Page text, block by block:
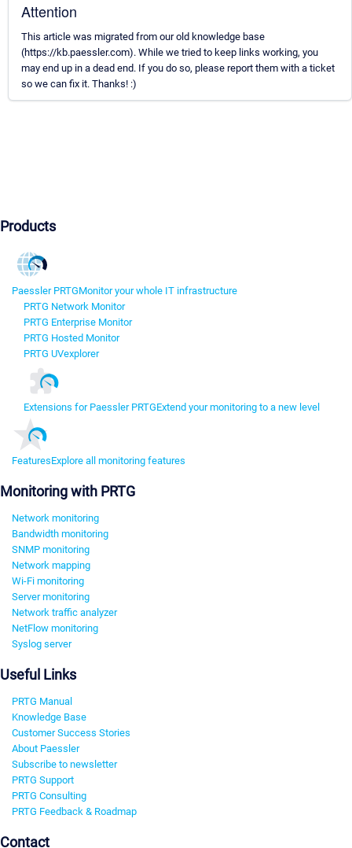
Attention
This article was migrated from our old knowledge base
(https://kb.paessler.com). While we tried to keep links working, you
may end up in a dead end. If you do so, please report them with a ticket
so we can fix it. Thanks! :)
Products
Paessler PRTGMonitor your whole IT infrastructure
PRTG Network Monitor
PRTG Enterprise Monitor
PRTG Hosted Monitor
PRTG UVexplorer
Extensions for Paessler PRTGExtend your monitoring to a new level
FeaturesExplore all monitoring features
Monitoring with PRTG
Network monitoring
Bandwidth monitoring
SNMP monitoring
Network mapping
Wi-Fi monitoring
Server monitoring
Network traffic analyzer
NetFlow monitoring
Syslog server
Useful Links
PRTG Manual
Knowledge Base
Customer Success Stories
About Paessler
Subscribe to newsletter
PRTG Support
PRTG Consulting
PRTG Feedback & Roadmap
Contact